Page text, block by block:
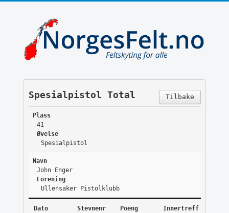
Tilbake
Spesialpistol Total
Plass
41
Øvelse
Spesialpistol
Navn
John Enger
Forening
Ullensaker Pistolklubb
Dato Stevnenr Poeng Innertreff